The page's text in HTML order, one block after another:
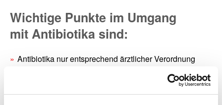
Wichtige Punkte im Umgang
mit Antibiotika sind:
Antibiotika nur entsprechend ärztlicher Verordnung
Antibiotika so lange einnehmen wie vom Arzt
vorgesehen.